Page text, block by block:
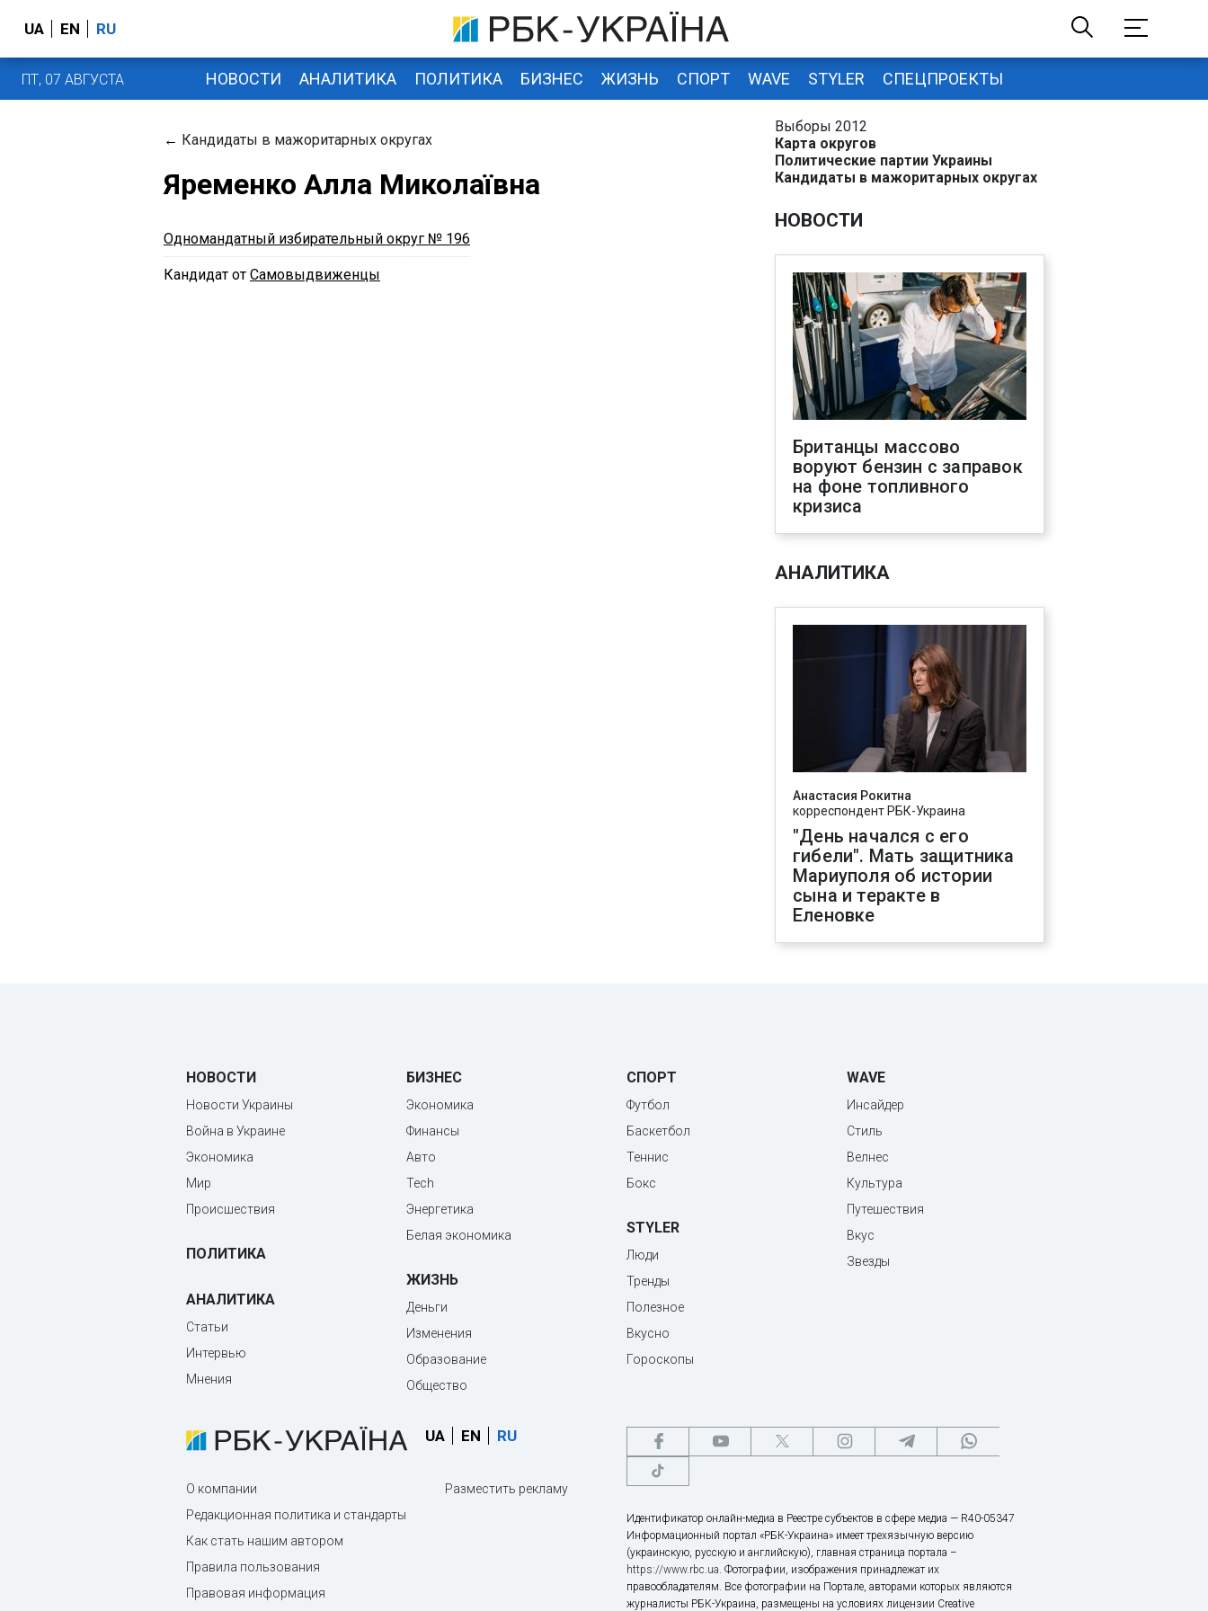
UA EN RU
ПТ, 07 АВГУСТА НОВОСТИ АНАЛИТИКА ПОЛИТИКА БИЗНЕС ЖИЗНЬ СПОРТ WAVE STYLER СПЕЦПРОЕКТЫ
← Кандидаты в мажоритарных округах
Яременко Алла Миколаївна
Одномандатный избирательный округ № 196
Кандидат от Самовыдвиженцы
Выборы 2012
Карта округов
Политические партии Украины
Кандидаты в мажоритарных округах
НОВОСТИ
Британцы массово
воруют бензин с заправок
на фоне топливного
кризиса
АНАЛИТИКА
Анастасия Рокитна
корреспондент РБК-Украина
"День начался с его
гибели". Мать защитника
Мариуполя об истории
сына и теракте в
Еленовке
НОВОСТИ
Новости Украины
Война в Украине
Экономика
Мир
Происшествия
ПОЛИТИКА
АНАЛИТИКА
Статьи
Интервью
Мнения
БИЗНЕС
Экономика
Финансы
Авто
Tech
Энергетика
Белая экономика
ЖИЗНЬ
Деньги
Изменения
Образование
Общество
СПОРТ
Футбол
Баскетбол
Теннис
Бокс
STYLER
Люди
Тренды
Полезное
Вкусно
Гороскопы
WAVE
Инсайдер
Стиль
Велнес
Культура
Путешествия
Вкус
Звезды
UA EN RU
О компании
Редакционная политика и стандарты
Как стать нашим автором
Правила пользования
Правовая информация
Разместить рекламу
Идентификатор онлайн-медиа в Реестре субъектов в сфере медиа — R40-05347
Информационный портал «РБК-Украина» имеет трехязычную версию
(украинскую, русскую и английскую), главная страница портала –
https://www.rbc.ua. Фотографии, изображения принадлежат их
правообладателям. Все фотографии на Портале, авторами которых являются
журналисты РБК-Украина, размещены на условиях лицензии Creative